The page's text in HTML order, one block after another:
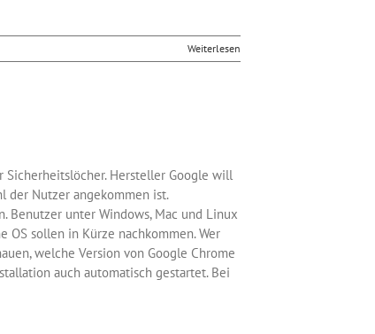
Weiterlesen
Hersteller Google will
der Nutzer angekommen ist.
Benutzer unter Windows, Mac und Linux
OS sollen in Kürze nachkommen. Wer
welche Version von Google Chrome
auch automatisch gestartet. Bei